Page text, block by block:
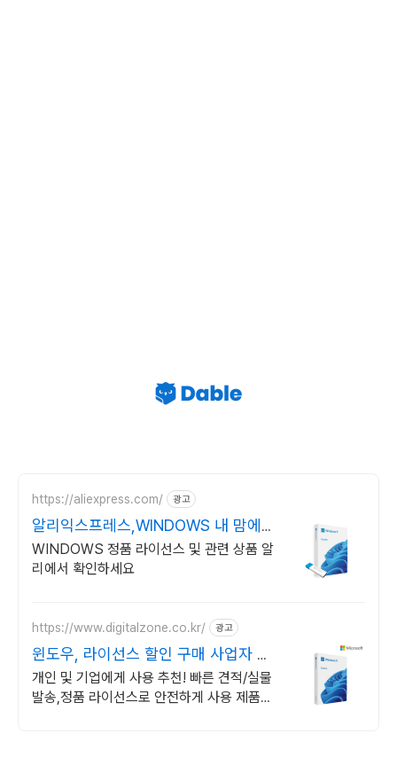
https://aliexpress.com/ 광고
알리익스프레스,WINDOWS 내 맘에
쏙드는 오늘의 특가
WINDOWS 정품 라이선스 및 관련 상품 알
리에서 확인하세요
https://www.digitalzone.co.kr/ 광고
윈도우, 라이선스 할인 구매 사업자 전
용 할인 혜택!
개인 및 기업에게 사용 추천! 빠른 견적/실물
발송,정품 라이선스로 안전하게 사용 제품별